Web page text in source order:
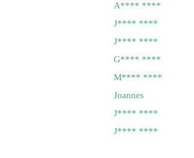
A**** ****
J**** ****
J**** ****
G**** ****
M**** ****
Joannes
J**** ****
J**** ****